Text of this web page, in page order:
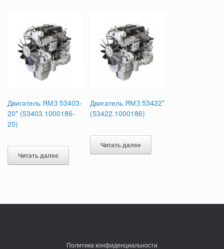
Двигатель ЯМЗ 53403-
20* (53403.1000186-
20)
Читать далее
Двигатель ЯМЗ 53422*
(53422.1000186)
Читать далее
Политика конфиденциальности